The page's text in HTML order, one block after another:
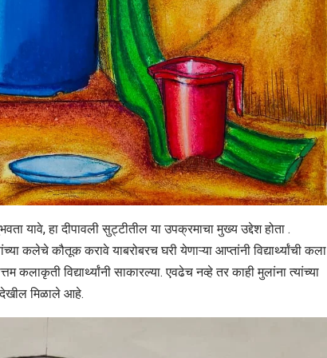
यावे, हा दीपावली सुट्टीतील या उपक्रमाचा मुख्य उद्देश होता .
कलेचे कौतूक करावे याबरोबरच घरी येणाऱ्या आप्तांनी विद्यार्थ्यांची कला
कलाकृती विद्यार्थ्यांनी साकारल्या. एवढेच नव्हे तर काही मुलांना त्यांच्या
मिळाले आहे.